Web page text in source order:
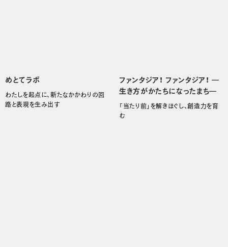
めとてラボ
わたしを起点に、新たなかかわりの回
路と表現を生み出す
ファンタジア！ ファンタジア！ ―
生き方がかたちになったまち―
「当たり前」を解きほぐし、創造力を育
む